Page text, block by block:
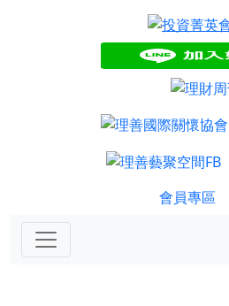
會員專區